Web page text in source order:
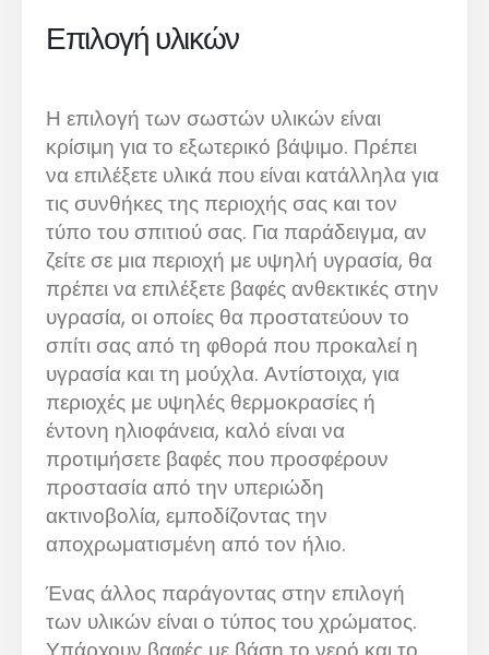
Επιλογή υλικών
Η επιλογή των σωστών υλικών είναι
κρίσιμη για το εξωτερικό βάψιμο. Πρέπει
να επιλέξετε υλικά που είναι κατάλληλα για
τις συνθήκες της περιοχής σας και τον
τύπο του σπιτιού σας. Για παράδειγμα, αν
ζείτε σε μια περιοχή με υψηλή υγρασία, θα
πρέπει να επιλέξετε βαφές ανθεκτικές στην
υγρασία, οι οποίες θα προστατεύουν το
σπίτι σας από τη φθορά που προκαλεί η
υγρασία και τη μούχλα. Αντίστοιχα, για
περιοχές με υψηλές θερμοκρασίες ή
έντονη ηλιοφάνεια, καλό είναι να
προτιμήσετε βαφές που προσφέρουν
προστασία από την υπεριώδη
ακτινοβολία, εμποδίζοντας την
αποχρωματισμένη από τον ήλιο.
Ένας άλλος παράγοντας στην επιλογή
των υλικών είναι ο τύπος του χρώματος.